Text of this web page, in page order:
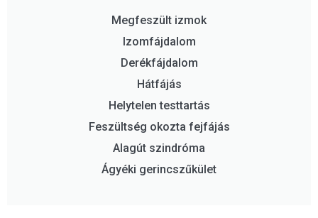
Megfeszült izmok
Izomfájdalom
Derékfájdalom
Hátfájás
Helytelen testtartás
Feszültség okozta fejfájás
Alagút szindróma
Ágyéki gerincszűkület